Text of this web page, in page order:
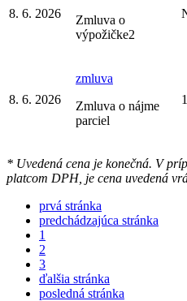
8. 6. 2026
Zmluva o
výpožičke2
8. 6. 2026
zmluva
Zmluva o nájme
parciel
* Uvedená cena je konečná. V
platcom DPH, je cena uvedená
prvá stránka
predchádzajúca stránka
1
2
3
ďalšia stránka
posledná stránka